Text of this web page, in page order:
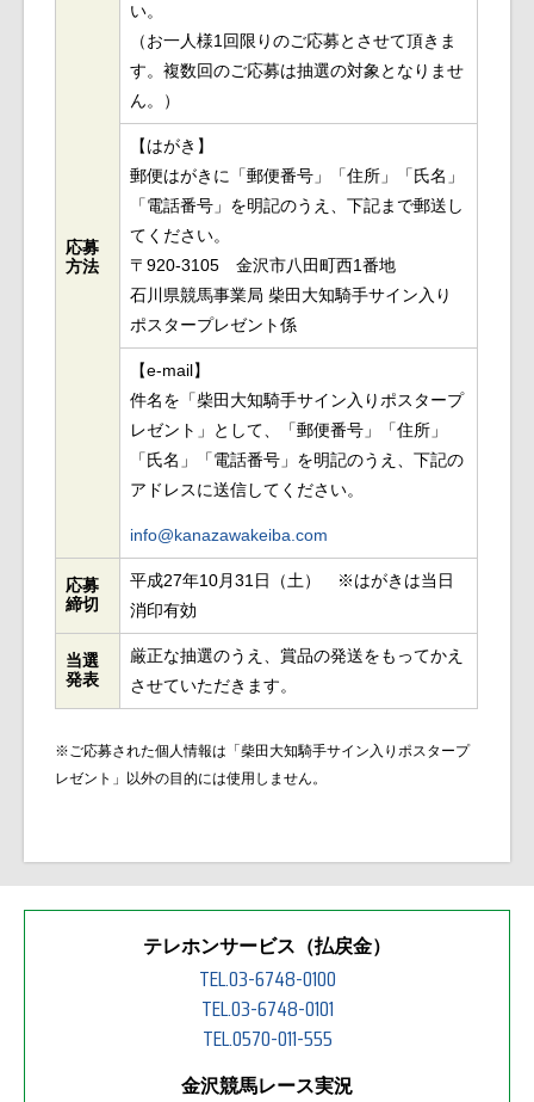
応募
方法
い。
（お一人様1回限りのご応募とさせて頂きま
す。複数回のご応募は抽選の対象となりませ
ん。）
【はがき】
郵便はがきに「郵便番号」「住所」「氏名」
「電話番号」を明記のうえ、下記まで郵送し
てください。
〒920-3105 金沢市八田町西1番地
石川県競馬事業局 柴田大知騎手サイン入り
ポスタープレゼント係
【e-mail】
件名を「柴田大知騎手サイン入りポスタープ
レゼント」として、「郵便番号」「住所」
「氏名」「電話番号」を明記のうえ、下記の
アドレスに送信してください。
info@kanazawakeiba.com
応募
締切
平成27年10月31日（土） ※はがきは当日
消印有効
当選
発表
厳正な抽選のうえ、賞品の発送をもってかえ
させていただきます。
※ご応募された個人情報は「柴田大知騎手サイン入りポスタープ
レゼント」以外の目的には使用しません。
テレホンサービス（払戻金）
TEL.03-6748-0100
TEL.03-6748-0101
TEL.0570-011-555
金沢競馬レース実況